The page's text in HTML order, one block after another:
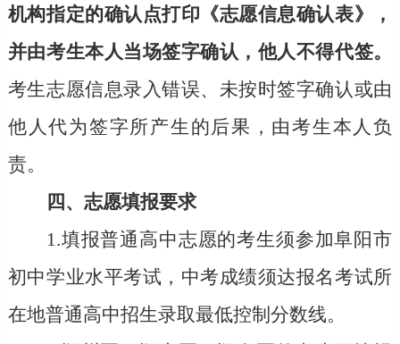
机构指定的确认点打印《志愿信息确认表》，
并由考生本人当场签字确认，他人不得代签。
考生志愿信息录入错误、未按时签字确认或由
他人代为签字所产生的后果，由考生本人负
责。
四、志愿填报要求
1.填报普通高中志愿的考生须参加阜阳市
初中学业水平考试， 中考成绩须达报名考试所
在地普通高中招生录取最低控制分数线。